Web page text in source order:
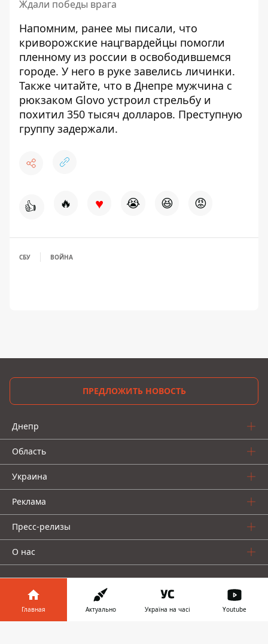
Ждали победы врага
Напомним, ранее мы писали, что
криворожские нацгвардейцы помогли
пленному из россии в освободившемся
городе. У него в руке завелись личинки.
Также читайте, что в Днепре мужчина с
рюкзаком Glovo устроил стрельбу и
похитил 350 тысяч долларов. Преступную
группу задержали.
👍 🔥 ♥ 😭 😆 😡
СБУ ВОЙНА
ПРЕДЛОЖИТЬ НОВОСТЬ
Днепр
Область
Украина
Реклама
Пресс-релизы
О нас
Главная Актуально Україна на часі Youtube